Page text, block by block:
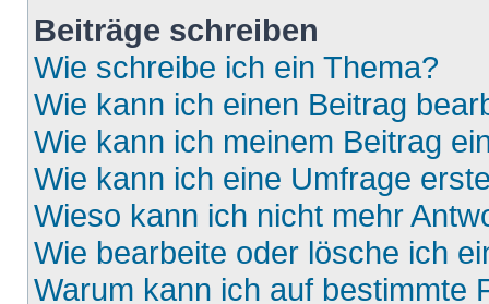
Beiträge schreiben
Wie schreibe ich ein Thema?
Wie kann ich einen Beitrag
Wie kann ich meinem Beitrag
Wie kann ich eine Umfrage
Wieso kann ich nicht mehr
Wie bearbeite oder lösche ich
Warum kann ich auf bestimmte